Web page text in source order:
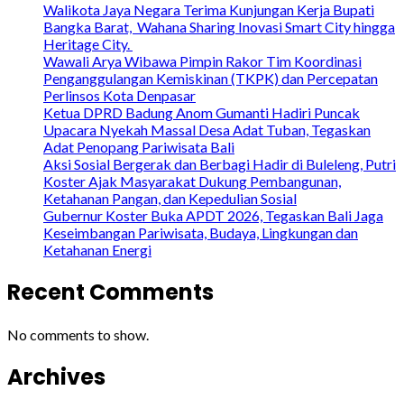
Walikota Jaya Negara Terima Kunjungan Kerja Bupati
Bangka Barat, Wahana Sharing Inovasi Smart City hingga
Heritage City.
Wawali Arya Wibawa Pimpin Rakor Tim Koordinasi
Penganggulangan Kemiskinan (TKPK) dan Percepatan
Perlinsos Kota Denpasar
Ketua DPRD Badung Anom Gumanti Hadiri Puncak
Upacara Nyekah Massal Desa Adat Tuban, Tegaskan
Adat Penopang Pariwisata Bali
Aksi Sosial Bergerak dan Berbagi Hadir di Buleleng, Putri
Koster Ajak Masyarakat Dukung Pembangunan,
Ketahanan Pangan, dan Kepedulian Sosial
Gubernur Koster Buka APDT 2026, Tegaskan Bali Jaga
Keseimbangan Pariwisata, Budaya, Lingkungan dan
Ketahanan Energi
Recent Comments
No comments to show.
Archives